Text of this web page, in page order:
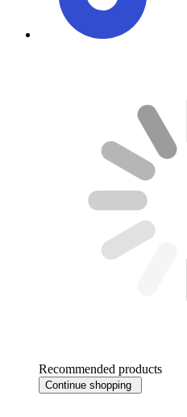
Recommended products
Continue shopping